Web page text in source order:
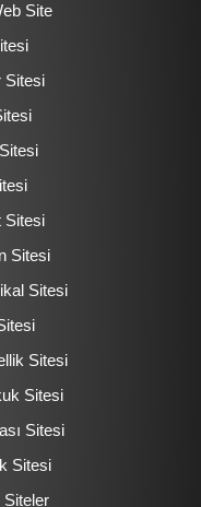
Site
Sitesi
Sitesi
Sitesi
Sitesi
Sitesi
Sitesi
Sitesi
Sitesi